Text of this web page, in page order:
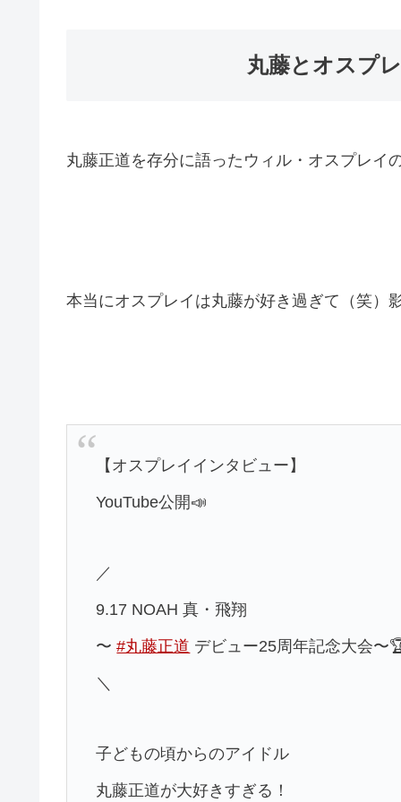
丸藤とオスプ
丸藤正道を存分に語ったウィル・オスプレイ
本当にオスプレイは丸藤が好き過ぎて（笑）
【オスプレイインタビュー】
YouTube公開📣
／
9.17 NOAH 真・飛翔
〜#丸藤正道 デビュー25周年記念大会〜
＼
子どもの頃からのアイドル
丸藤正道が大好きすぎる！